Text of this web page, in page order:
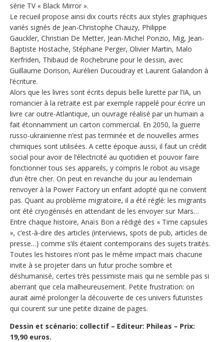
série TV « Black Mirror ».
Le recueil propose ainsi dix courts récits aux styles graphiques
variés signés de Jean-Christophe Chauzy, Philippe
Gauckler, Christian De Metter, Jean-Michel Ponzio, Mig, Jean-
Baptiste Hostache, Stéphane Perger, Olivier Martin, Malo
Kerfriden, Thibaud de Rochebrune pour le dessin, avec
Guillaume Dorison, Aurélien Ducoudray et Laurent Galandon à
l’écriture.
Alors que les livres sont écrits depuis belle lurette par l’IA, un
romancier à la retraite est par exemple rappelé pour écrire un
livre car outre-Atlantique, un ouvrage réalisé par un humain a
fait étonnamment un carton commercial. En 2050, la guerre
russo-ukrainienne n’est pas terminée et de nouvelles armes
chimiques sont utilisées. A cette époque aussi, il faut un crédit
social pour avoir de l’électricité au quotidien et pouvoir faire
fonctionner tous ses appareils, y compris le robot au visage
d’un être cher. On peut en revanche du jour au lendemain
renvoyer à la Power Factory un enfant adopté qui ne convient
pas. Quant au problème migratoire, il a été réglé: les migrants
ont été cryogénisés en attendant de les envoyer sur Mars…
Entre chaque histoire, Anaïs Bon a rédigé des « Time capsules
», c’est-à-dire des articles (interviews, spots de pub, articles de
presse…) comme s’ils étaient contemporains des sujets traités.
Toutes les histoires n’ont pas le même impact mais chacune
invite à se projeter dans un futur proche sombre et
déshumanisé, certes très pessimiste mais qui ne semble pas si
aberrant que cela malheureusement. Petite frustration: on
aurait aimé prolonger la découverte de ces univers futuristes
qui courent sur une petite dizaine de pages.
Dessin et scénario: collectif – Editeur: Phileas – Prix:
19,90 euros.